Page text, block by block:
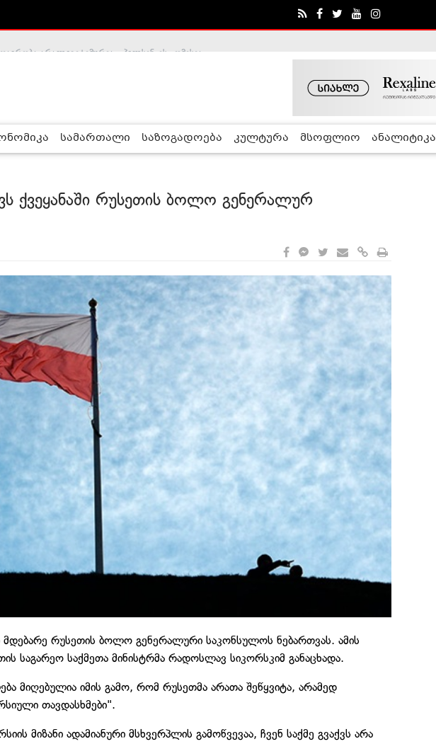
სამართალი საზოგადოება კულტურა მსოფლიო ანალიტიკა
ქვეყანაში რუსეთის ბოლო გენერალურ
მდებარე რუსეთის ბოლო გენერალური საკონსულოს ნებართვას. ამის
საგარეო საქმეთა მინისტრმა რადოსლავ სიკორსკიმ განაცხადა.
მიღებულია იმის გამო, რომ რუსეთმა არათა შეწყვიტა, არამედ
თავდასხმები".
მიზანი ადამიანური მსხვერპლის გამოწვევაა, ჩვენ საქმე გვაქვს არა